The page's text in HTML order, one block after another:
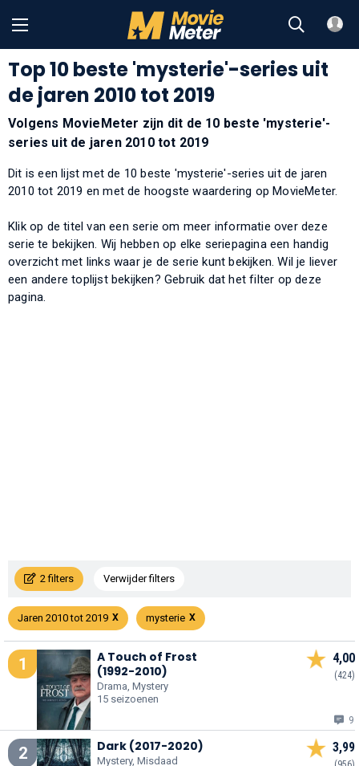
Top 10 beste 'mysterie'-series uit
de jaren 2010 tot 2019
Volgens MovieMeter zijn dit de 10 beste 'mysterie'-
series uit de jaren 2010 tot 2019
Dit is een lijst met de 10 beste 'mysterie'-series uit de jaren
2010 tot 2019 en met de hoogste waardering op MovieMeter.
Klik op de titel van een serie om meer informatie over deze
serie te bekijken. Wij hebben op elke seriepagina een handig
overzicht met links waar je de serie kunt bekijken. Wil je liever
een andere toplijst bekijken? Gebruik dat het filter op deze
pagina.
2 filters Verwijder filters
Jaren 2010 tot 2019 mysterie
1
A Touch of Frost
(1992-2010)
Drama, Mystery
15 seizoenen
4,00
(424)
9
2 Dark (2017-2020)
Mystery, Misdaad
3,99